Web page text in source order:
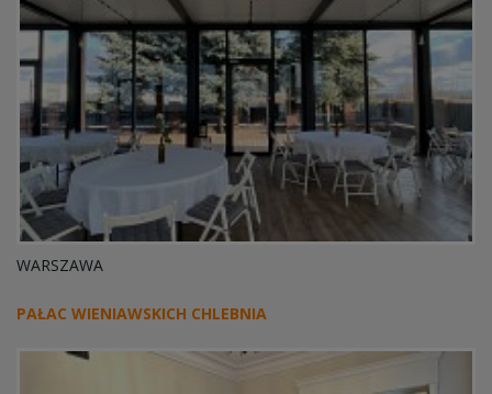
WARSZAWA
PAŁAC WIENIAWSKICH CHLEBNIA